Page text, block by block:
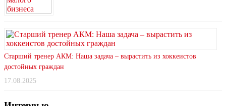
Старший тренер АКМ: Наша задача – вырастить из хоккеистов
достойных граждан
17.08.2025